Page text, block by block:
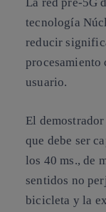
tecnología
reducir
procesamiento
usuario.
El
que debe ser
los 40 ms., de
sentidos no
bicicleta y la